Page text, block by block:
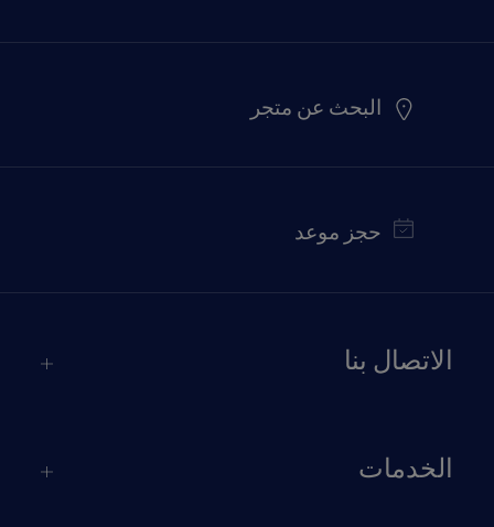
البحث عن متجر
حجز موعد
الاتصال بنا
الخدمات